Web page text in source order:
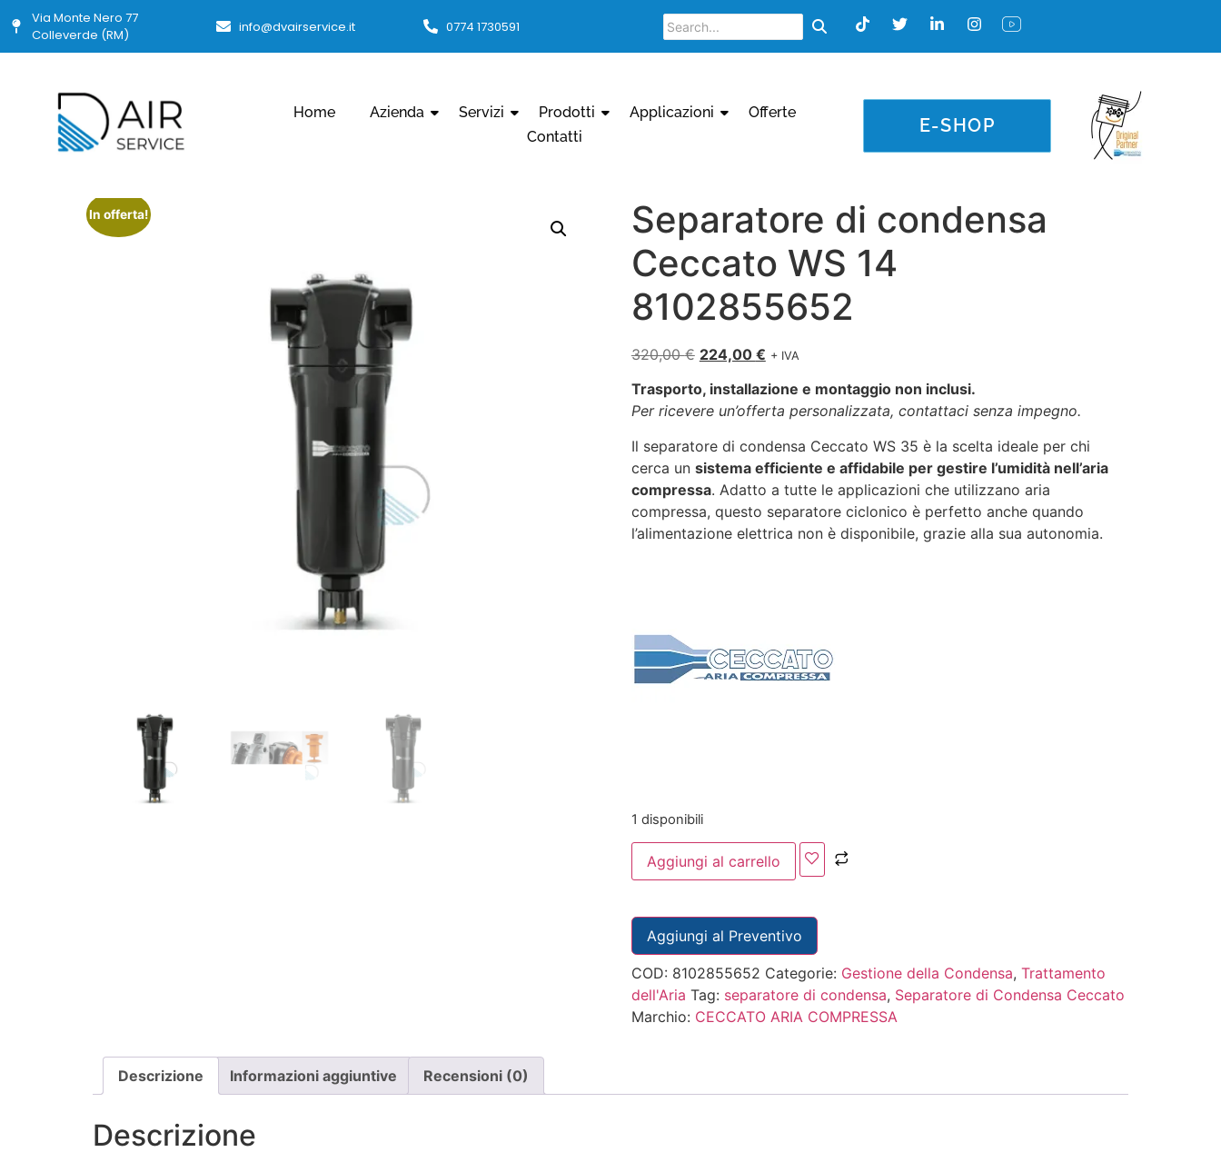
Via Monte Nero 77
Colleverde (RM)
info@dvairservice.it 0774 1730591
Home Azienda Servizi Prodotti Applicazioni
Offerte
Contatti
E-SHOP
In offerta!
Separatore di condensa
Ceccato WS 14
8102855652
320,00€ 224,00 € + IVA
Trasporto, installazione e montaggio non inclusi.
Per ricevere un’offerta personalizzata, contattaci senza impegno.
Il separatore di condensa Ceccato WS 35 è la scelta ideale per chi
cerca un sistema efficiente e affidabile per gestire l’umidità nell’aria
compressa. Adatto a tutte le applicazioni che utilizzano aria
compressa, questo separatore ciclonico è perfetto anche quando
l’alimentazione elettrica non è disponibile, grazie alla sua autonomia.
1 disponibili
Aggiungi al carrello
Aggiungi al Preventivo
COD: 8102855652 Categorie: Gestione della Condensa, Trattamento
dell'Aria Tag: separatore di condensa, Separatore di Condensa Ceccato
Marchio: CECCATO ARIA COMPRESSA
Descrizione Informazioni aggiuntive Recensioni (0)
Descrizione